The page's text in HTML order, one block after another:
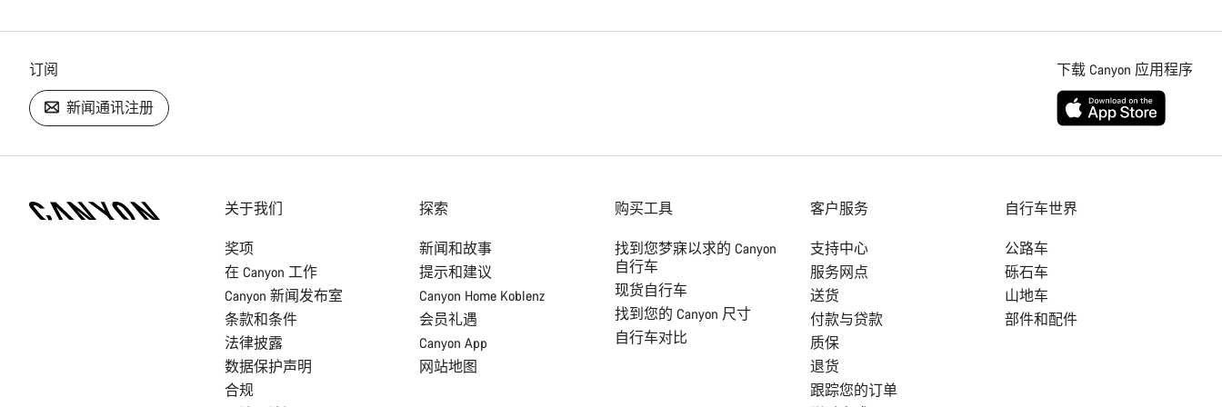
订阅
新闻通讯注册
下载 Canyon 应用程序
关于我们
奖项
在 Canyon 工作
Canyon 新闻发布室
条款和条件
法律披露
数据保护声明
合规
探索
新闻和故事
提示和建议
Canyon Home Koblenz
会员礼遇
Canyon App
网站地图
购买工具
找到您梦寐以求的 Canyon
自行车
现货自行车
找到您的 Canyon 尺寸
自行车对比
客户服务
支持中心
服务网点
送货
付款与贷款
质保
退货
跟踪您的订单
自行车世界
公路车
砾石车
山地车
部件和配件